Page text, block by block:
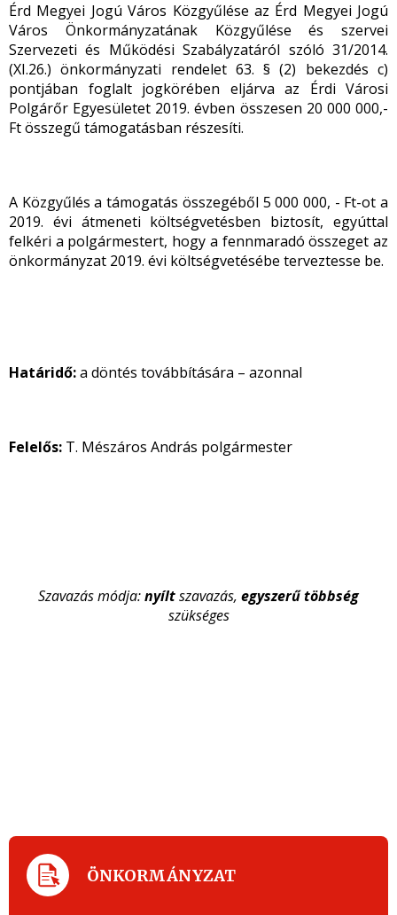
Érd Megyei Jogú Város Közgyűlése az Érd Megyei Jogú
Város Önkormányzatának Közgyűlése és szervei
Szervezeti és Működési Szabályzatáról szóló 31/2014.
(XI.26.) önkormányzati rendelet 63. § (2) bekezdés c)
pontjában foglalt jogkörében eljárva az Érdi Városi
Polgárőr Egyesületet 2019. évben összesen 20 000 000,-
Ft összegű támogatásban részesíti.
A Közgyűlés a támogatás összegéből 5 000 000, - Ft-ot a
2019. évi átmeneti költségvetésben biztosít, egyúttal
felkéri a polgármestert, hogy a fennmaradó összeget az
önkormányzat 2019. évi költségvetésébe terveztesse be.
Határidő:a döntés továbbítására – azonnal
Felelős: T. Mészáros András polgármester
Szavazás módja:nyíltszavazás, egyszerű többség
szükséges
ÖNKORMÁNYZAT